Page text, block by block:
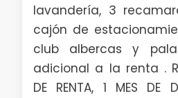
lavandería, 3
cajón de
club albercas y
adicional a la renta .
DE RENTA, 1 MES DE